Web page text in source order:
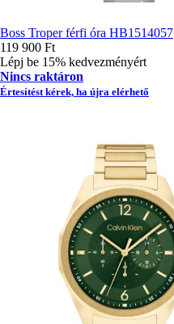
Boss Troper férfi óra HB1514057
119 900 Ft
Lépj be 15% kedvezményért
Nincs raktáron
Értesítést kérek, ha újra elérhető